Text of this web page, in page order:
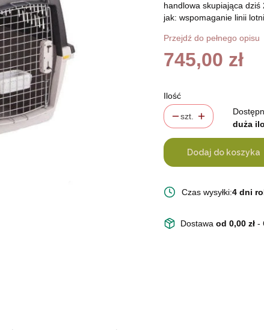
handlowa skupiająca
jak: wspomaganie linii
Przejdź do pełnego opisu
Cena
745,00 zł
Ilość
szt.
duża
Dodaj do koszyka
Czas wysyłki:4 dni
Dostawa od 0,00 zł -